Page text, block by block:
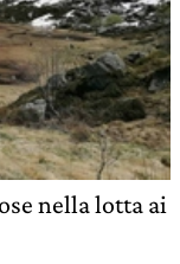
nella lotta ai